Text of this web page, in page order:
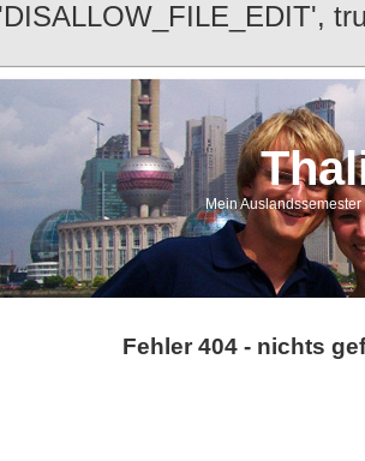
Mein
Fehler 404 - nichts